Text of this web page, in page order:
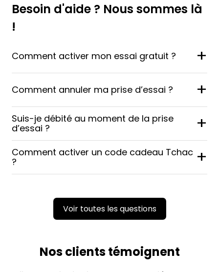
Besoin d'aide ? Nous sommes là
!
Comment activer mon essai gratuit ? +
Comment annuler ma prise d’essai ? +
Suis-je débité au moment de la prise
d’essai ?
+
Comment activer un code cadeau Tchac
?
+
Voir toutes les questions
Nos clients témoignent